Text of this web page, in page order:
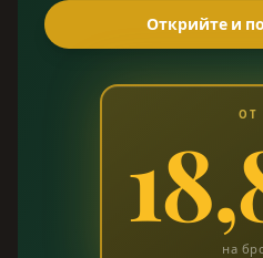
Открийте и
ОТ
на